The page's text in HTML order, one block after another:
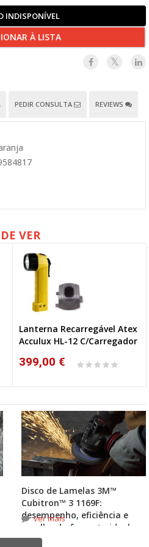
INDISPONÍVEL
À LISTA
PEDIR CONSULTA REVIEWS
VER
Lanterna Recarregável Atex
Acculux HL-12 C/Carregador
399,00 €
Disco de Lamelas 3M™
Cubitron™ 3 1169F:
desempenho, eficiência e
escolha do formato ideal
ver mais